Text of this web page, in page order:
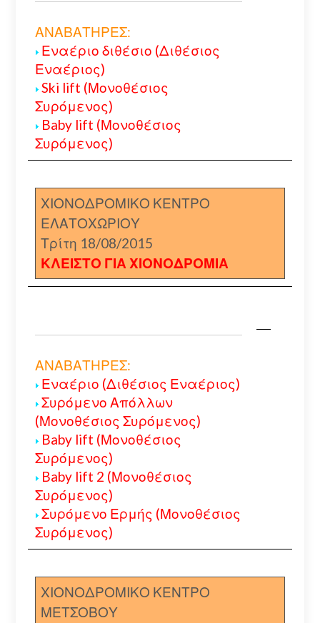
ΑΝΑΒΑΤΗΡΕΣ:
Εναέριο διθέσιο (Διθέσιος
Εναέριος)
Ski lift (Μονοθέσιος
Συρόμενος)
Baby lift (Μονοθέσιος
Συρόμενος)
ΧΙΟΝΟΔΡΟΜΙΚΟ ΚΕΝΤΡΟ
ΕΛΑΤΟΧΩΡΙΟΥ
Τρίτη 18/08/2015
ΚΛΕΙΣΤΟ ΓΙΑ ΧΙΟΝΟΔΡΟΜΙΑ
ΑΝΑΒΑΤΗΡΕΣ:
Εναέριο (Διθέσιος Εναέριος)
Συρόμενο Απόλλων
(Μονοθέσιος Συρόμενος)
Baby lift (Μονοθέσιος
Συρόμενος)
Baby lift 2 (Μονοθέσιος
Συρόμενος)
Συρόμενο Ερμής (Μονοθέσιος
Συρόμενος)
ΧΙΟΝΟΔΡΟΜΙΚΟ ΚΕΝΤΡΟ
ΜΕΤΣΟΒΟΥ